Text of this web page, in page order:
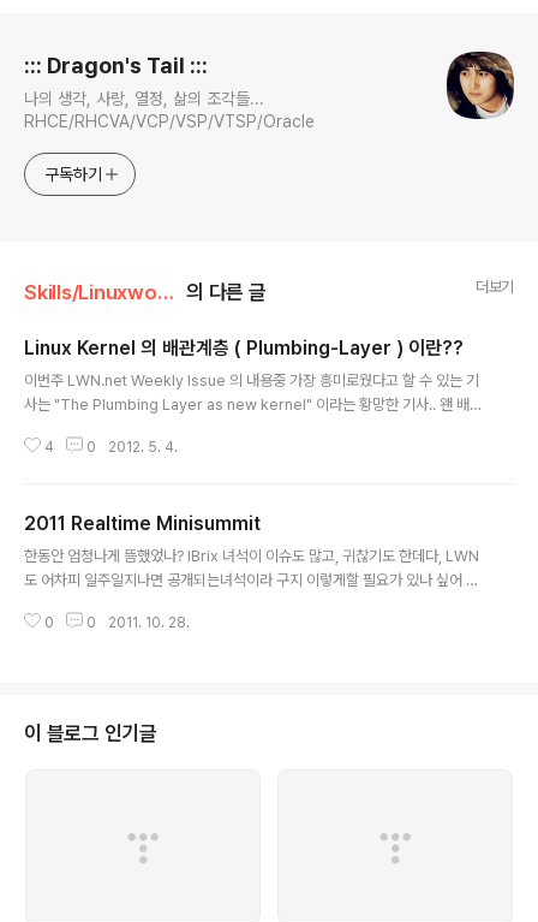
::: Dragon's Tail :::
나의 생각, 사랑, 열정, 삶의 조각들...
RHCE/RHCVA/VCP/VSP/VTSP/Oracle
구독하기
Skills/Linuxworld 의 다른 글 더보기
Linux Kernel 의 배관계층 ( Plumbing-Layer ) 이란??
이번주 LWN.net Weekly Issue 의 내용중 가장 흥미로웠다고 할 수 있는 기
사는 "The Plumbing Layer as new kernel" 이라는 황망한 기사.. 왠 배관
yer 가 무엇인지에 대해서 설명을 해줘야할거같다. ( 좀 알아서들 찾아보라고!!
한 Driver 및 그것들간의 문맥전달 등을 위한 마치 "배관" 과도 같은 구조로 이
루어져 있다. Arichitect 의 관점에서 보여지는게 많아 좀 그렇겠지만, 건축으
로 따진다면, 모..
4 0 2012. 5. 4.
2011 Realtime Minisummit
한동안 엄청나게 뜸했었나? IBrix 녀석이 이슈도 많고, 귀찮기도 한데다, LWN
도 어차피 일주일지나면 공개되는녀석이라 구지 이렇게할 필요가 있나 싶어 패
단 2011년 RT Minisummit 이 10월 22일 프라하 ( Prague 라는데 영어식
데, 회의 내용은 다음과 같다. 1. Per-CPU data 2. Software interrupts 3.
Ups..
0 0 2011. 10. 28.
이 블로그 인기글